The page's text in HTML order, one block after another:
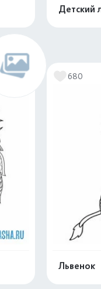
Детский
680
Львенок